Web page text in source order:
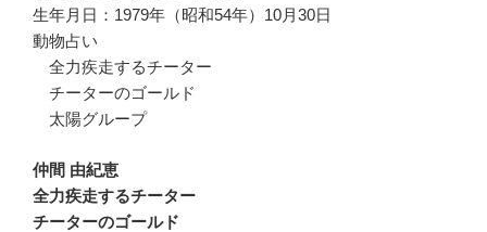
生年月日：1979年（昭和54年）10月30日
動物占い
全力疾走するチーター
チーターのゴールド
太陽グループ
仲間 由紀恵
全力疾走するチーター
チーターのゴールド